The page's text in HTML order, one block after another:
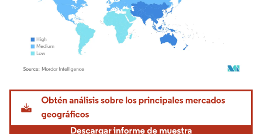
Imagen © Mordor Intelligence. El uso requiere atribución según CC BY 4.0.